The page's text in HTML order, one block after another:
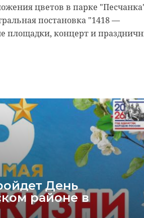
цветов в парке
постановка "1418 —
площадки, концерт и
День
районе в